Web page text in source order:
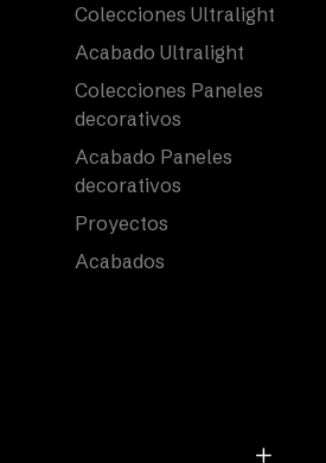
Colecciones Ultralight
Acabado Ultralight
Colecciones Paneles
decorativos
Acabado Paneles
decorativos
Proyectos
Acabados